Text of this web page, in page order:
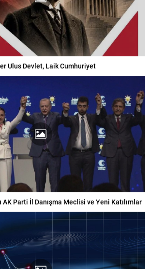
Ulus Devlet, Laik Cumhuriyet
AK Parti İl Danışma Meclisi ve Yeni Katılımlar